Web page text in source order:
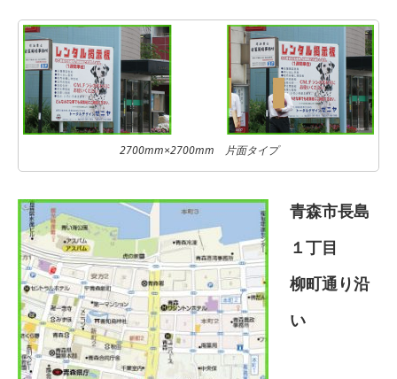
2700mm×2700mm 片面タイプ
青森市長島
１丁目
柳町通り沿
い